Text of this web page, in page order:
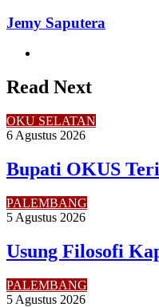
Jemy Saputera
Read Next
OKU SELATAN
6 Agustus 2026
Bupati OKUS
PALEMBANG
5 Agustus 2026
Usung Filosofi
PALEMBANG
5 Agustus 2026